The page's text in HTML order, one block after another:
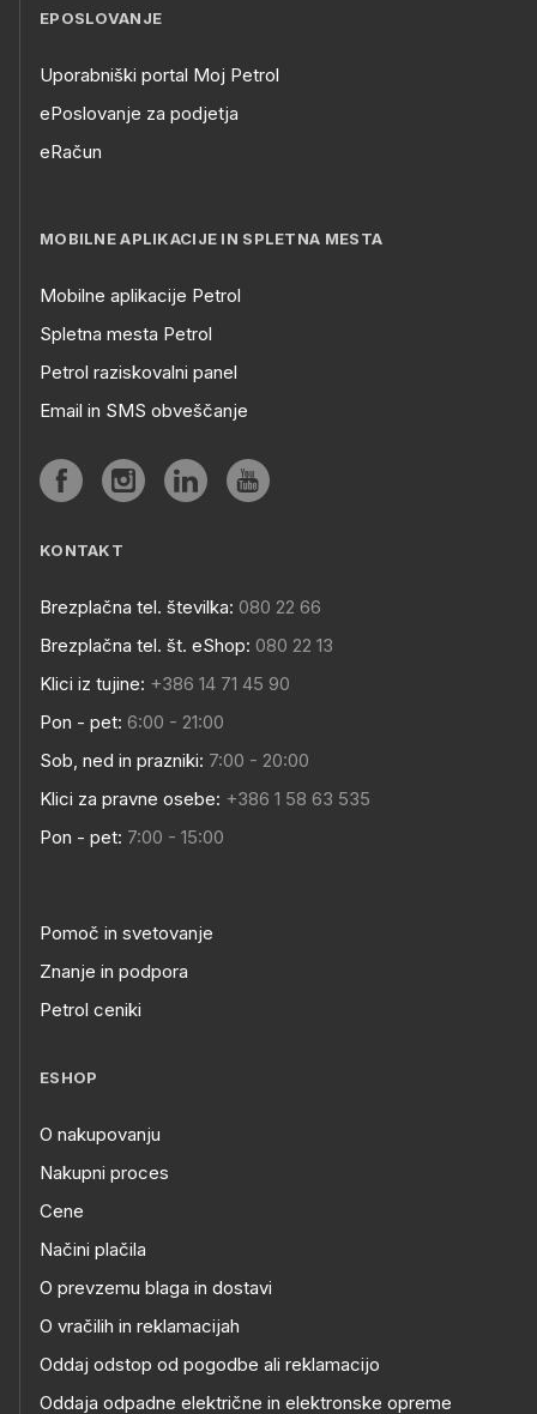
EPOSLOVANJE
Uporabniški portal Moj Petrol
ePoslovanje za podjetja
eRačun
MOBILNE APLIKACIJE IN SPLETNA MESTA
Mobilne aplikacije Petrol
Spletna mesta Petrol
Petrol raziskovalni panel
Email in SMS obveščanje
KONTAKT
Brezplačna tel. številka: 080 22 66
Brezplačna tel. št. eShop: 080 22 13
Klici iz tujine: +386 14 71 45 90
Pon - pet: 6:00 - 21:00
Sob, ned in prazniki: 7:00 - 20:00
Klici za pravne osebe: +386 1 58 63 535
Pon - pet: 7:00 - 15:00
Pomoč in svetovanje
Znanje in podpora
Petrol ceniki
ESHOP
O nakupovanju
Nakupni proces
Cene
Načini plačila
O prevzemu blaga in dostavi
O vračilih in reklamacijah
Oddaj odstop od pogodbe ali reklamacijo
Oddaja odpadne električne in elektronske opreme